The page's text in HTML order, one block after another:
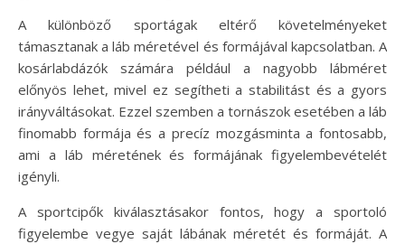
A különböző sportágak eltérő követelményeket
támasztanak a láb méretével és formájával kapcsolatban. A
kosárlabdázók számára például a nagyobb lábméret
előnyös lehet, mivel ez segítheti a stabilitást és a gyors
irányváltásokat. Ezzel szemben a tornászok esetében a láb
finomabb formája és a precíz mozgásminta a fontosabb,
ami a láb méretének és formájának figyelembevételét
igényli.
A sportcipők kiválasztásakor fontos, hogy a sportoló
figyelembe vegye saját lábának méretét és formáját. A